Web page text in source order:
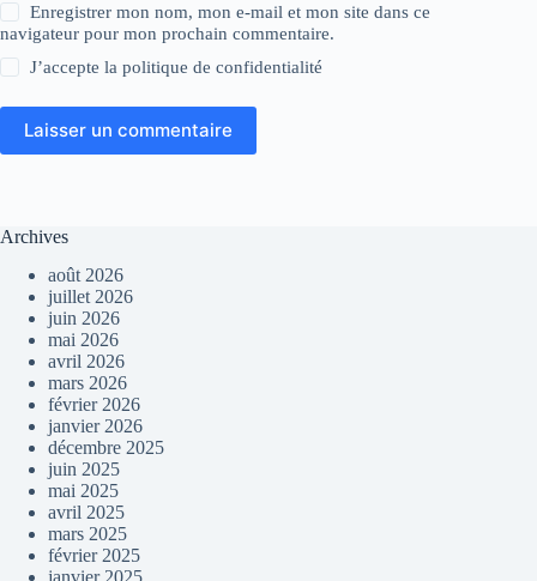
Enregistrer mon nom, mon e-mail et mon site dans ce
navigateur pour mon prochain commentaire.
J’accepte lapolitique de confidentialité
Laisser un commentaire
Archives
août 2026
juillet 2026
juin 2026
mai 2026
avril 2026
mars 2026
février 2026
janvier 2026
décembre 2025
juin 2025
mai 2025
avril 2025
mars 2025
février 2025